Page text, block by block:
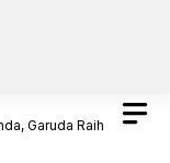
Garuda Raih